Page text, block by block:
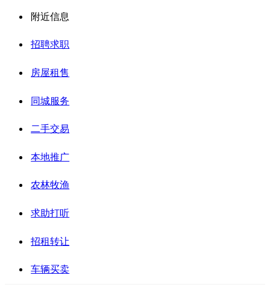
附近信息
招聘求职
房屋租售
同城服务
二手交易
本地推广
农林牧渔
求助打听
招租转让
车辆买卖